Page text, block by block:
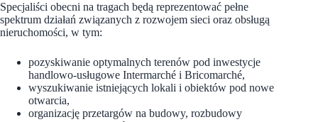
Specjaliści obecni na tragach będą reprezentować pełne
spektrum działań związanych z rozwojem sieci oraz obsługą
nieruchomości, w tym:
pozyskiwanie optymalnych terenów pod inwestycje
handlowo‑usługowe Intermarché i Bricomarché,
wyszukiwanie istniejących lokali i obiektów pod nowe
otwarcia,
organizację przetargów na budowy, rozbudowy